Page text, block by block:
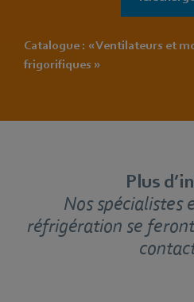
Catalogue : « Ventilateurs et
frigorifiques »
Plus
Nos spécialistes
réfrigération se